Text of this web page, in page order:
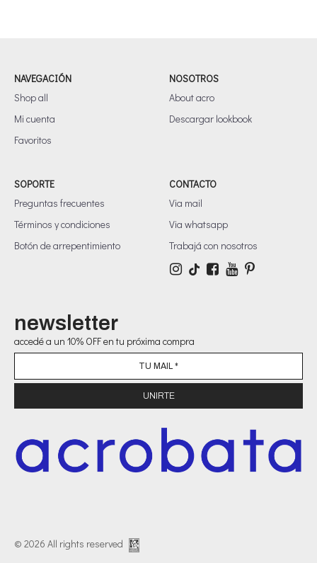
NAVEGACIÓN
Shop all
Mi cuenta
Favoritos
NOSOTROS
About acro
Descargar lookbook
SOPORTE
Preguntas frecuentes
Términos y condiciones
Botón de arrepentimiento
CONTACTO
Via mail
Via whatsapp
Trabajá con nosotros
newsletter
accedé a un 10% OFF en tu próxima compra
© 2026 All rights reserved